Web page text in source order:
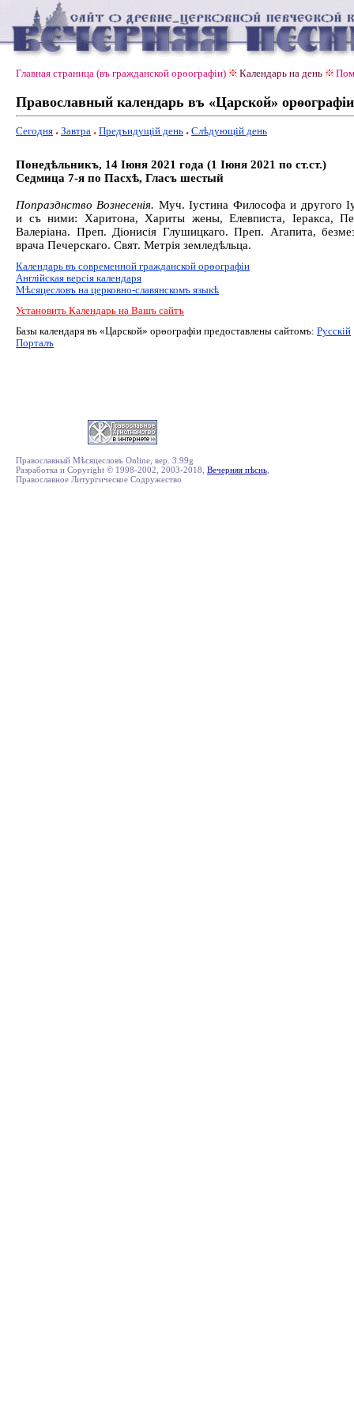
Главная страница (въ гражданской орѳографiи) Календарь на день
Православный календарь въ «Царской» орѳографiи
Сегодня Завтра Предъидущiй день Слѣдующiй день
Понедѣльникъ, 14 Іюня 2021 года (1 Іюня 2021 по ст.ст.)
Седмица 7-я по Пасхѣ, Гласъ шестый
Попразднство Вознесенія. Муч. Іустина Философа и другого
и съ ними: Харитона, Хариты жены, Елевписта, Іеракса,
Валеріана. Преп. Діонисія Глушицкаго. Преп. Агапита,
врача Печерскаго. Свят. Метрія земледѣльца.
Календарь въ современной гражданской орѳографiи
Англiйская версiя календаря
Мѣсяцесловъ на церковно-славянскомъ языкѣ
Установить Календарь на Вашъ сайтъ
Базы календаря въ «Царской» орѳографiи предоставлены сайтомъ: Русскiй
Порталъ
Православный Мѣсяцесловъ Online, вер. 3.99g
Разработка и Copyright © 1998-2002, 2003-2018, Вечерняя пѣснь
Православное Литургическое Содружество